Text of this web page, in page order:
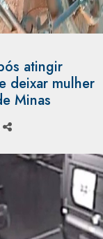
atingir
deixar mulher
Minas